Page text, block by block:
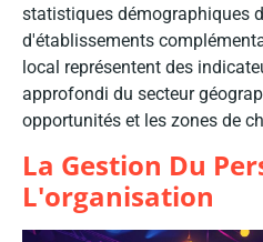
statistiques démographiques
d'établissements
local représentent des
approfondi du secteur
opportunités et les zones de
La Gestion Du
L'organisation